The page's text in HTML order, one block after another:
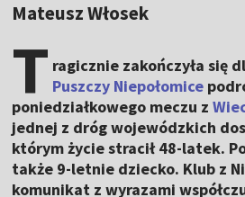
Mateusz Włosek
T ragicznie zakończyła się
Puszczy Niepołomice
poniedziałkowego meczu z
jednej z dróg wojewódzkich
którym życie stracił 48-latek.
także 9-letnie dziecko. Klub z
komunikat z wyrazami